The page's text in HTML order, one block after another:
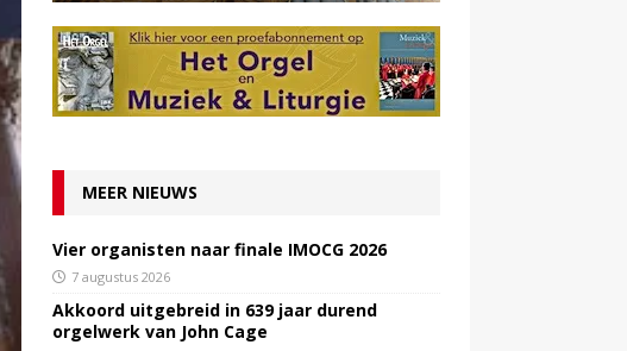
MEER NIEUWS
Vier organisten naar finale IMOCG 2026
7 augustus 2026
Akkoord uitgebreid in 639 jaar durend
orgelwerk van John Cage